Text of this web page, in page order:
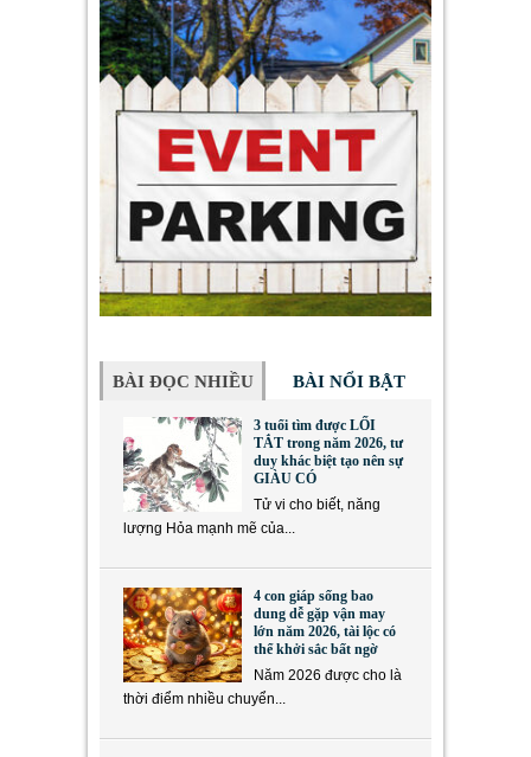
BÀI ĐỌC NHIỀU BÀI NỔI BẬT
3 tuổi tìm được LỐI
TẮT trong năm 2026, tư
duy khác biệt tạo nên sự
GIÀU CÓ
Tử vi cho biết, năng
lượng Hỏa mạnh mẽ của...
4 con giáp sống bao
dung dễ gặp vận may
lớn năm 2026, tài lộc có
thể khởi sắc bất ngờ
Năm 2026 được cho là
thời điểm nhiều chuyển...